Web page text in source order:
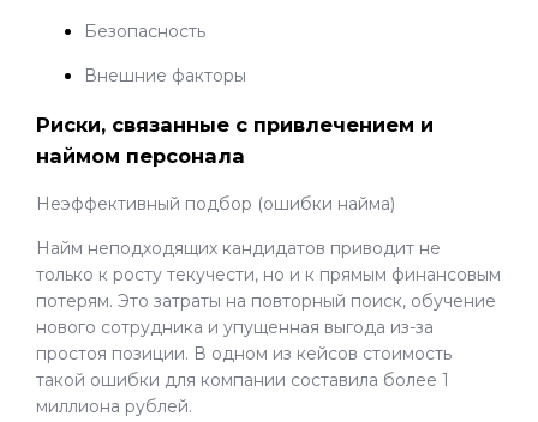
Безопасность
Внешние факторы
Риски, связанные с привлечением и
наймом персонала
Неэффективный подбор (ошибки найма)
Найм неподходящих кандидатов приводит не
только к росту текучести, но и к прямым финансовым
потерям. Это затраты на повторный поиск, обучение
нового сотрудника и упущенная выгода из-за
простоя позиции. В одном из кейсов стоимость
такой ошибки для компании составила более 1
миллиона рублей.